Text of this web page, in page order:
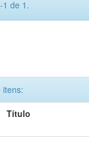
1 de 1.
itens:
Título